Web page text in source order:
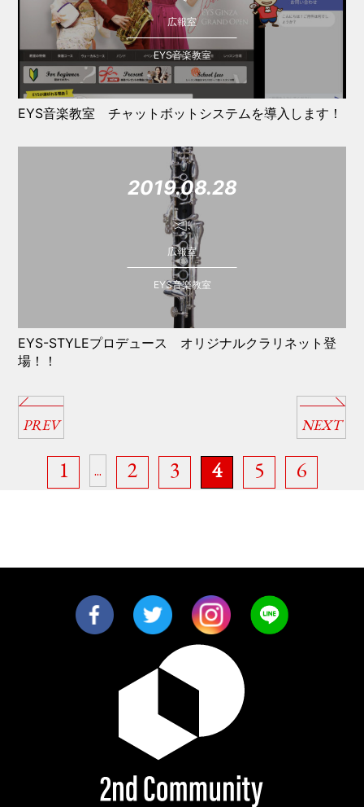
広報室
EYS音楽教室
EYS音楽教室 チャットボットシステムを導入します！
2019.08.28
広報室
EYS音楽教室
EYS-STYLEプロデュース オリジナルクラリネット登
場！！
1
PREV
... 2 3 4 5 6
NEXT